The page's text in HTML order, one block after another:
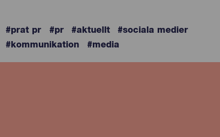
#prat pr #pr #aktuellt
#sociala medier
#kommunikation
#media